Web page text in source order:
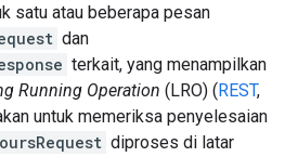
satu atau beberapa pesan
dan
terkait, yang menampilkan
Running Operation (LRO) (REST,
untuk memeriksa penyelesaian
diproses di latar